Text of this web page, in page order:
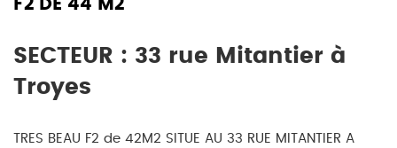
F2 DE 44 M2
SECTEUR : 33 rue Mitantier à
Troyes
TRES BEAU F2 de 42M2 SITUE AU 33 RUE MITANTIER A